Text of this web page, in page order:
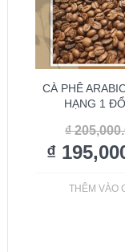
CÀ PHÊ
HẠNG 1
₫
₫
THÊM VÀO